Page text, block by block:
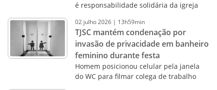
é responsabilidade solidária da igreja
02 julho2026 | 13h59min
TJSC mantém condenação por
invasão de privacidade em banheiro
feminino durante festa
Homem posicionou celular pela janela
do WC para filmar colega de trabalho